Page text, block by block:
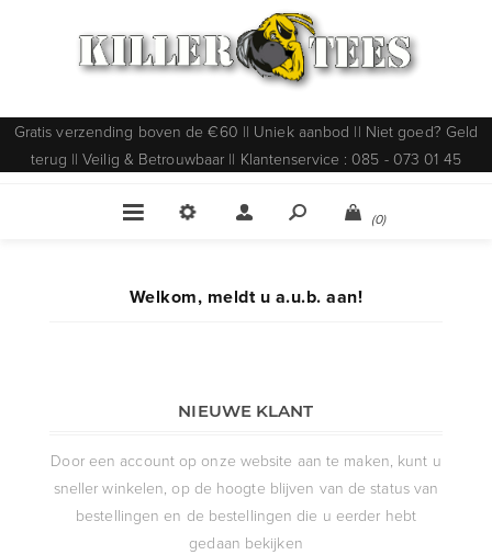
Gratis verzending boven de €60 || Uniek aanbod || Niet goed? Geld
terug || Veilig & Betrouwbaar || Klantenservice : 085 - 073 01 45
(0)
Welkom, meldt u a.u.b. aan!
NIEUWE KLANT
Door een account op onze website aan te maken, kunt u
sneller winkelen, op de hoogte blijven van de status van
bestellingen en de bestellingen die u eerder hebt
gedaan bekijken